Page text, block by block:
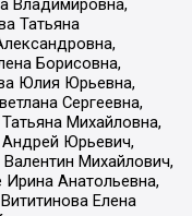
Владимировна,
Татьяна
Борисовна,
Юлия Юрьевна,
Сергеевна,
Михайловна,
Юрьевич,
Михайлович,
Анатольевна,
Елена